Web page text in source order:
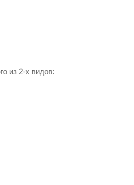
из 2-х видов: